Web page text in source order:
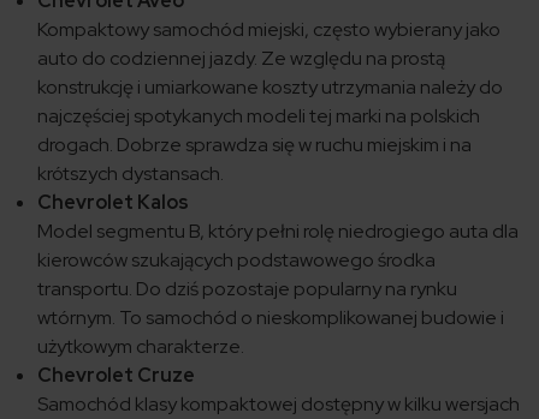
Kompaktowy samochód miejski, często wybierany jako
auto do codziennej jazdy. Ze względu na prostą
konstrukcję i umiarkowane koszty utrzymania należy do
najczęściej spotykanych modeli tej marki na polskich
drogach. Dobrze sprawdza się w ruchu miejskim i na
krótszych dystansach.
Chevrolet Kalos
Model segmentu B, który pełni rolę niedrogiego auta dla
kierowców szukających podstawowego środka
transportu. Do dziś pozostaje popularny na rynku
wtórnym. To samochód o nieskomplikowanej budowie i
użytkowym charakterze.
Chevrolet Cruze
Samochód klasy kompaktowej dostępny w kilku wersjach